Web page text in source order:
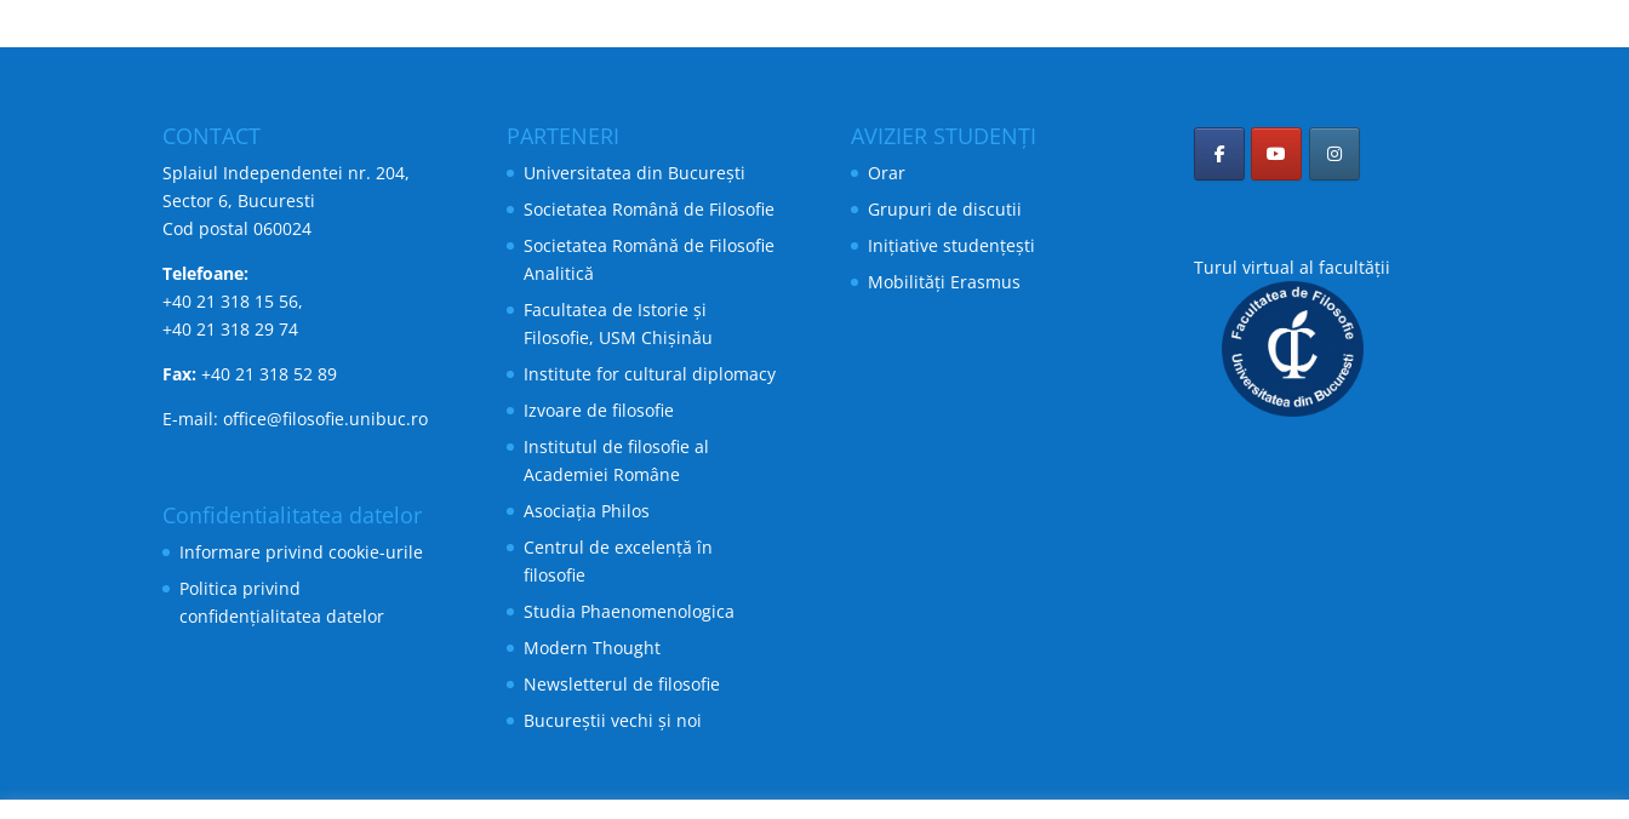
CONTACT
Splaiul Independentei nr. 204,
Sector 6, Bucuresti
Cod postal 060024
Telefoane:
+40 21 318 15 56,
+40 21 318 29 74
Fax:+40 21 318 52 89
E-mail: office@filosofie.unibuc.ro
Confidentialitatea datelor
Informare privind cookie-urile
Politica privind
confidențialitatea datelor
PARTENERI
Universitatea din București
Societatea Română de Filosofie
Societatea Română de Filosofie
Analitică
Facultatea de Istorie și
Filosofie, USM Chișinău
Institute for cultural diplomacy
Izvoare de filosofie
Institutul de filosofie al
Academiei Române
Asociația Philos
Centrul de excelență în
filosofie
Studia Phaenomenologica
Modern Thought
Newsletterul de filosofie
Bucureștii vechi și noi
AVIZIER STUDENȚI
Orar
Grupuri de discutii
Inițiative studențești
Mobilități Erasmus
Turul virtual al facultății